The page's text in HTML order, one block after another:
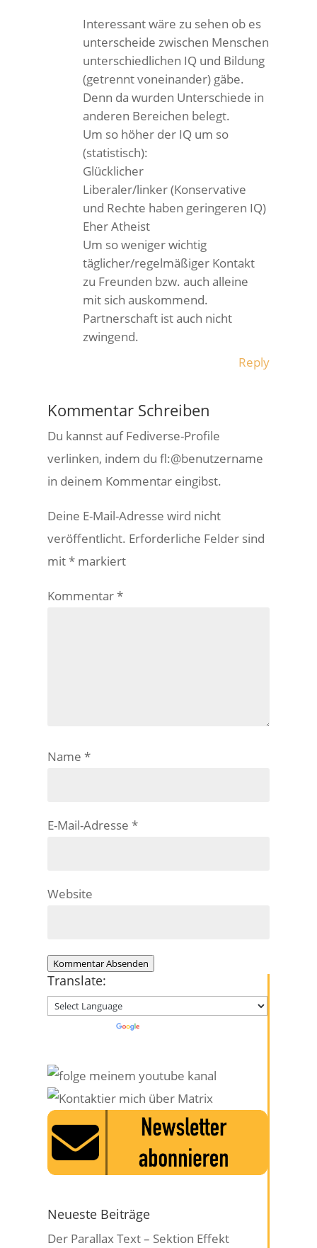
Interessant wäre zu sehen ob es
unterscheide zwischen Menschen
unterschiedlichen IQ und Bildung
(getrennt voneinander) gäbe.
Denn da wurden Unterschiede in
anderen Bereichen belegt.
Um so höher der IQ um so
(statistisch):
Glücklicher
Liberaler/linker (Konservative
und Rechte haben geringeren IQ)
Eher Atheist
Um so weniger wichtig
täglicher/regelmäßiger Kontakt
zu Freunden bzw. auch alleine
mit sich auskommend.
Partnerschaft ist auch nicht
zwingend.
Reply
Kommentar Schreiben
Du kannst auf Fediverse-Profile
verlinken, indem du fl:@benutzername
in deinem Kommentar eingibst.
Deine E-Mail-Adresse wird nicht
veröffentlicht. Erforderliche Felder sind
mit* markiert
Kommentar*
Name*
E-Mail-Adresse*
Website
Kommentar Absenden
Translate:
Powered by
Neueste Beiträge
Der Parallax Text – Sektion Effekt